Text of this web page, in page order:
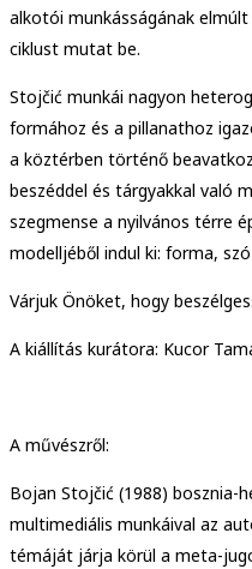
alkotói munkásságának
ciklust mutat be.
Stojčić munkái nagyon
formához és a pillanathoz
a köztérben történő
beszéddel és tárgyakkal való
szegmense a nyilvános térre
modelljéből indul ki: forma,
Várjuk Önöket, hogy
A kiállítás kurátora: Kucor
A művészről:
Bojan Stojčić (1988) bosznia-
multimediális munkáival az
témáját járja körül a meta-